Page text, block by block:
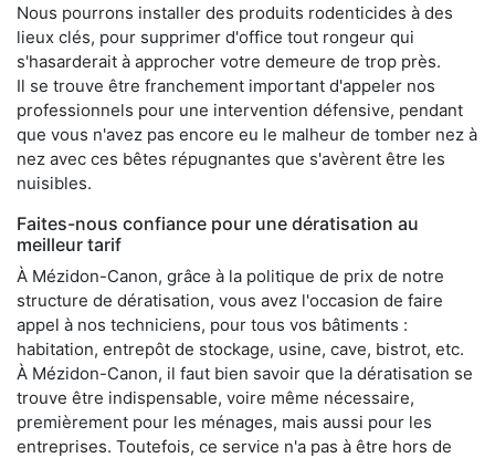
Nous pourrons installer des produits rodenticides à des
lieux clés, pour supprimer d'office tout rongeur qui
s'hasarderait à approcher votre demeure de trop près.
Il se trouve être franchement important d'appeler nos
professionnels pour une intervention défensive, pendant
que vous n'avez pas encore eu le malheur de tomber nez à
nez avec ces bêtes répugnantes que s'avèrent être les
nuisibles.
Faites-nous confiance pour une dératisation au
meilleur tarif
À Mézidon-Canon, grâce à la politique de prix de notre
structure de dératisation, vous avez l'occasion de faire
appel à nos techniciens, pour tous vos bâtiments :
habitation, entrepôt de stockage, usine, cave, bistrot, etc.
À Mézidon-Canon, il faut bien savoir que la dératisation se
trouve être indispensable, voire même nécessaire,
premièrement pour les ménages, mais aussi pour les
entreprises. Toutefois, ce service n'a pas à être hors de